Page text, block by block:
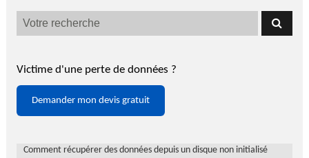
Victime d'une perte de données ?
Demander mon devis gratuit
Comment récupérer des données depuis un disque non initialisé